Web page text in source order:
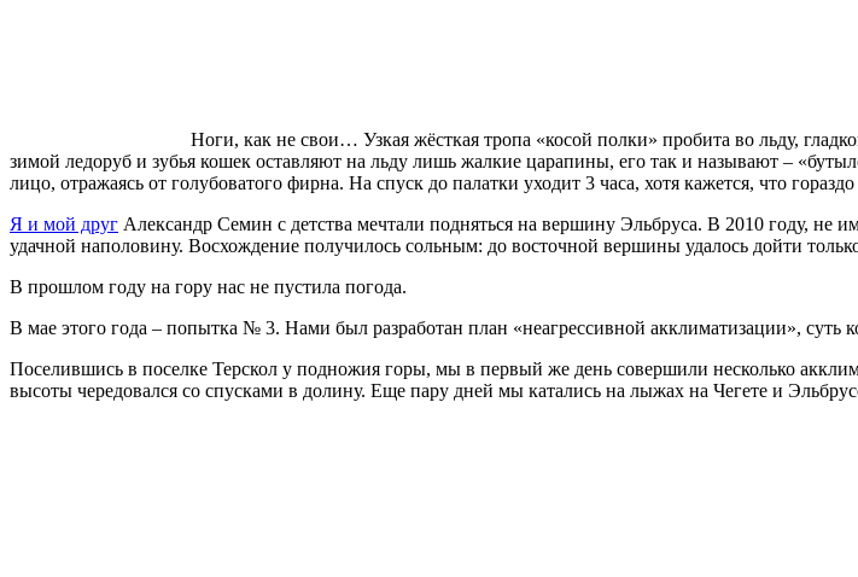
Ноги, как не свои… Узкая жёсткая тропа «косой полки» пробита во льду,
зимой ледоруб и зубья кошек оставляют на льду лишь жалкие царапины, его так и называют –
лицо, отражаясь от голубоватого фирна. На спуск до палатки уходит 3 часа, хотя кажется, что
Я и мой друг Александр Семин с детства мечтали подняться на вершину Эльбруса. В 2010 году, не
удачной наполовину. Восхождение получилось сольным: до восточной вершины удалось дойти
В прошлом году на гору нас не пустила погода.
В мае этого года – попытка № 3. Нами был разработан план «неагрессивной акклиматизации»,
Поселившись в поселке Терскол у подножия горы, мы в первый же день совершили несколько
высоты чередовался со спусками в долину. Еще пару дней мы катались на лыжах на Чегете и